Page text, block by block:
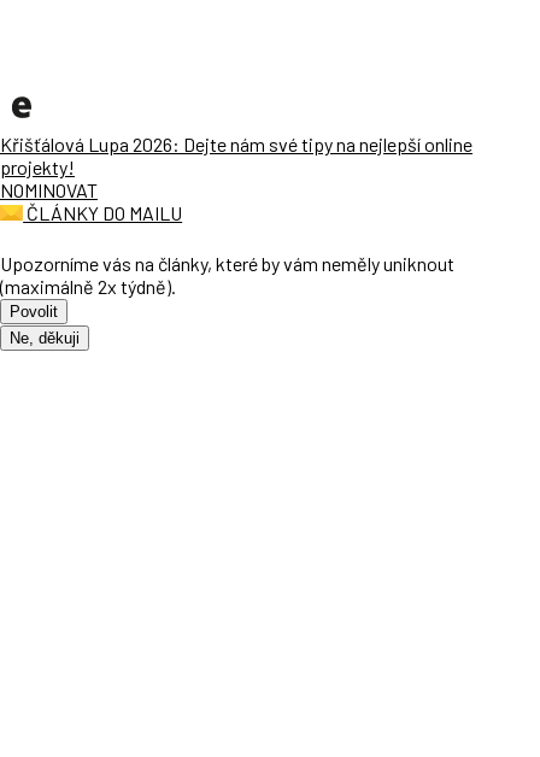
Křišťálová Lupa 2026: Dejte nám své tipy na nejlepší online
projekty!
NOMINOVAT
ČLÁNKY DO MAILU
Upozorníme vás na články, které by vám neměly uniknout
(maximálně 2x týdně).
Povolit
Ne, děkuji